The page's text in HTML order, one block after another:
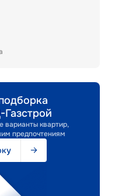
варианты квартир,
предпочтениям